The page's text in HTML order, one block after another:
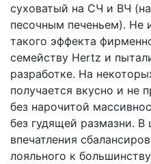
суховатый на СЧ и ВЧ
песочным печеньем). Не
такого эффекта
семейству Hertz и
разработке. На
получается вкусно и не
без нарочитой
без гудящей размазни.
впечатления
лояльного к